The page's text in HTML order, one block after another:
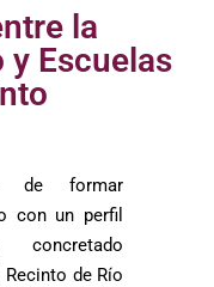
la
y Escuelas
de formar
con un perfil
concretado
de Río